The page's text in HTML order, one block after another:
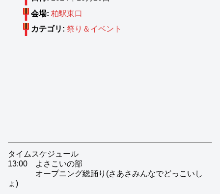
会場: 柏駅東口
カテゴリ: 祭り＆イベント
タイムスケジュール
13:00 よさこいの部
オープニング総踊り(さあさみんなでどっこいし
ょ)